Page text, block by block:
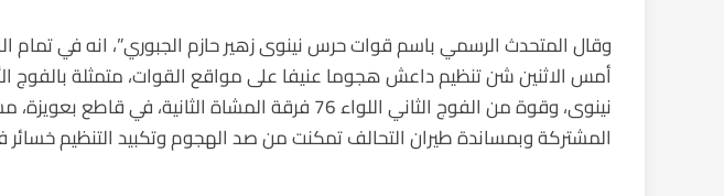
وقال المتحدث الرسمي باسم قوات حرس نينوى زهير حازم الجبوري”، انه في
أمس الاثنين شن تنظيم داعش هجوما عنيفا على مواقع القوات، متمثلة بالفوج
نينوى، وقوة من الفوج الثاني اللواء 76 فرقة المشاة الثانية، في
المشتركة وبمساندة طيران التحالف تمكنت من صد الهجوم وتكبيد التنظيم خسائر